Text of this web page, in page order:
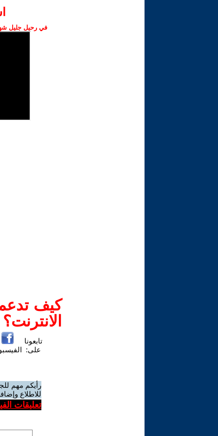
في رحيل جليل
كيف
الانترنت؟
تابعونا
على:
رأيكم مهم
للاطلاع
تعليقات